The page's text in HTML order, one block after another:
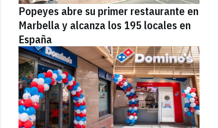
Popeyes abre su primer restaurante en
Marbella y alcanza los 195 locales en
España